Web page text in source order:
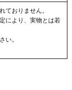
ておりません。
により、実物とは若
い。